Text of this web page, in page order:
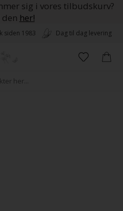
sig i vores tilbudskurv?
den her!
siden 1983 Dag til dag levering